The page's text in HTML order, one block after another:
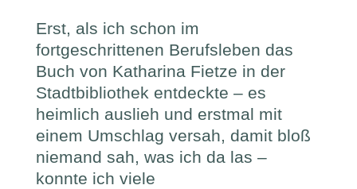
Erst, als ich schon im
fortgeschrittenen Berufsleben das
Buch von Katharina Fietze in der
Stadtbibliothek entdeckte – es
heimlich auslieh und erstmal mit
einem Umschlag versah, damit bloß
niemand sah, was ich da las –
konnte ich viele